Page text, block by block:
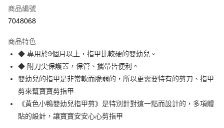
Apple Pay
悠遊付
AFTEE先享後付
相關說明
【關於「AFTEE先享後付」】
AFTEE先享後付是「在收到商品之後才付款」的支付方式。 讓您購物簡單
便利好安心！
１．簡單：不需註冊會員、不需綁卡、不需儲值。
ATM付款
運送方式
商品編號
7048068
商品特色
◆ 專用於9個月以上，指甲比較硬的嬰幼兒。
◆ 附刀尖保護蓋，保管、攜帶皆便利。
嬰幼兒的指甲是非常軟而脆弱的，所以更需要特有的剪刀、指甲
剪來幫寶寶剪指甲
《黃色小鴨嬰幼兒指甲剪》是特別針對這一點而設計的，多項體
貼的設計，讓寶寶安安心心剪指甲